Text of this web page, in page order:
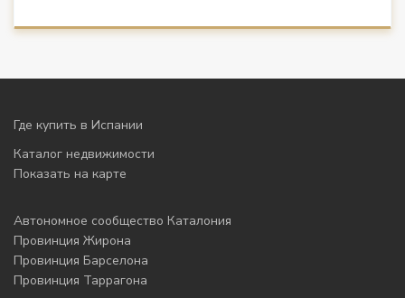
Где купить в Испании
Каталог недвижимости
Показать на карте
Автономное сообщество Каталония
Провинция Жирона
Провинция Барселона
Провинция Таррагона